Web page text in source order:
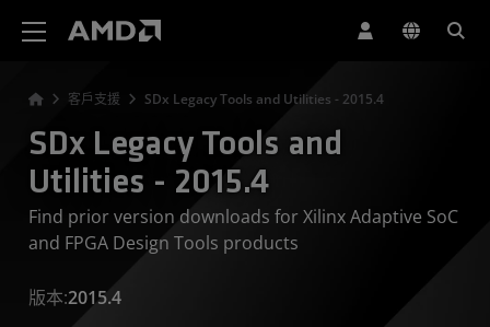
客戶支援 SDx Legacy Tools and Utilities - 2015.4
SDx Legacy Tools and
Utilities - 2015.4
Find prior version downloads for Xilinx Adaptive SoC
and FPGA Design Tools products
版本:2015.4